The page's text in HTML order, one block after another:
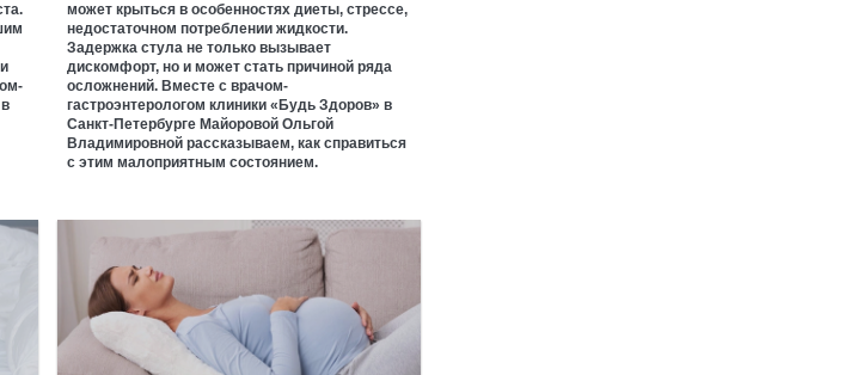
может крыться в особенностях диеты, стрессе,
недостаточном потреблении жидкости.
Задержка стула не только вызывает
дискомфорт, но и может стать причиной ряда
осложнений. Вместе с врачом-
гастроэнтерологом клиники «Будь Здоров» в
Санкт-Петербурге Майоровой Ольгой
Владимировной рассказываем, как справиться
с этим малоприятным состоянием.